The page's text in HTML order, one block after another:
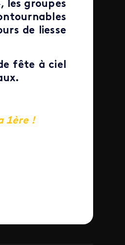
les groupes
de liesse
fête à ciel
1ère !